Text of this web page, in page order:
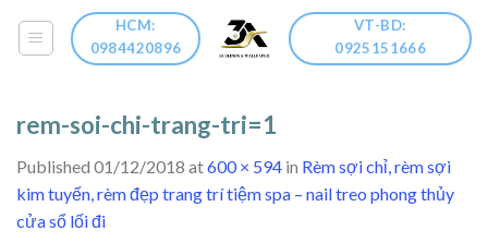
HCM:
0984420896
VT-BD:
0925151666
rem-soi-chi-trang-tri=1
Published 01/12/2018 at600 × 594 in Rèm sợi chỉ, rèm sợi
kim tuyến, rèm đẹp trang trí tiệm spa – nail treo phong thủy
cửa sổ lối đi